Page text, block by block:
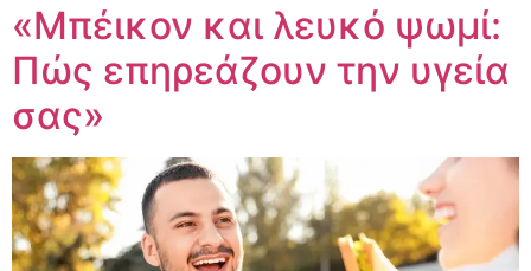
«Μπέικον και λευκό ψωμί:
Πώς επηρεάζουν την υγεία
σας»